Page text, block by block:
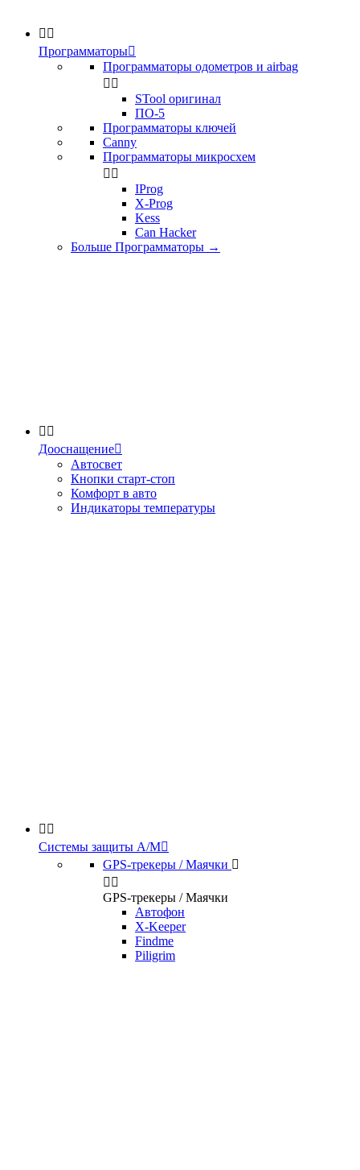
 
Программаторы
Программаторы одометров и airbag
 
STool оригинал
ПО-5
Программаторы ключей
Canny
Программаторы микросхем
 
IProg
X-Prog
Kess
Can Hacker
Больше Программаторы →
 
Дооснащение
Автосвет
Кнопки старт-стоп
Комфорт в авто
Индикаторы температуры
 
Системы защиты А/М
GPS-трекеры / Маячки 
 
GPS-трекеры / Маячки
Автофон
X-Keeper
Findme
Piligrim